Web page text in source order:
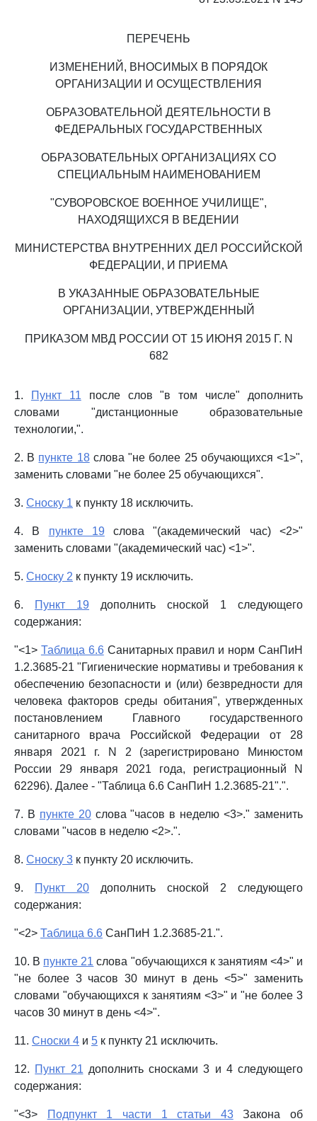
ПЕРЕЧЕНЬ
ИЗМЕНЕНИЙ, ВНОСИМЫХ В ПОРЯДОК
ОРГАНИЗАЦИИ И ОСУЩЕСТВЛЕНИЯ
ОБРАЗОВАТЕЛЬНОЙ ДЕЯТЕЛЬНОСТИ В
ФЕДЕРАЛЬНЫХ ГОСУДАРСТВЕННЫХ
ОБРАЗОВАТЕЛЬНЫХ ОРГАНИЗАЦИЯХ СО
СПЕЦИАЛЬНЫМ НАИМЕНОВАНИЕМ
"СУВОРОВСКОЕ ВОЕННОЕ УЧИЛИЩЕ",
НАХОДЯЩИХСЯ В ВЕДЕНИИ
МИНИСТЕРСТВА ВНУТРЕННИХ ДЕЛ РОССИЙСКОЙ
ФЕДЕРАЦИИ, И ПРИЕМА
В УКАЗАННЫЕ ОБРАЗОВАТЕЛЬНЫЕ
ОРГАНИЗАЦИИ, УТВЕРЖДЕННЫЙ
ПРИКАЗОМ МВД РОССИИ ОТ 15 ИЮНЯ 2015 Г. N
682
1. Пункт 11 после слов "в том числе" дополнить
словами "дистанционные образовательные
технологии,".
2. В пункте 18слова "не более 25 обучающихся <1>",
заменить словами "не более 25 обучающихся".
3. Сноску 1 к пункту 18 исключить.
4. В пункте 19 слова "(академический час) <2>"
заменить словами "(академический час) <1>".
5. Сноску 2 к пункту 19 исключить.
6. Пункт 19 дополнить сноской 1 следующего
содержания:
"<1> Таблица 6.6Санитарных правил и норм СанПиН
1.2.3685-21 "Гигиенические нормативы и требования к
обеспечению безопасности и (или) безвредности для
человека факторов среды обитания", утвержденных
постановлением Главного государственного
санитарного врача Российской Федерации от 28
января 2021 г. N 2 (зарегистрировано Минюстом
России 29 января 2021 года, регистрационный N
62296). Далее - "Таблица 6.6 СанПиН 1.2.3685-21".".
7. В пункте 20слова "часов в неделю <3>." заменить
словами "часов в неделю <2>.".
8. Сноску 3 к пункту 20 исключить.
9. Пункт 20 дополнить сноской 2 следующего
содержания:
"<2> Таблица 6.6 СанПиН 1.2.3685-21.".
10. В пункте 21 слова "обучающихся к занятиям <4>" и
"не более 3 часов 30 минут в день <5>" заменить
словами "обучающихся к занятиям <3>" и "не более 3
часов 30 минут в день <4>".
11. Сноски 4 и 5 к пункту 21 исключить.
12. Пункт 21 дополнить сносками 3 и 4 следующего
содержания:
"<3> Подпункт 1 части 1 статьи 43Закона об